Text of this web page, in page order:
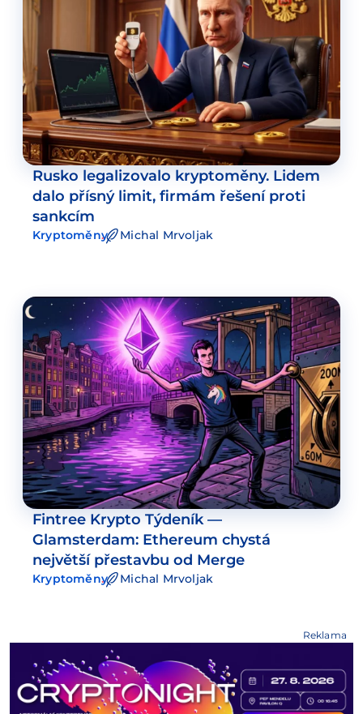
Rusko legalizovalo kryptoměny. Lidem
dalo přísný limit, firmám řešení proti
sankcím
Kryptoměny Michal Mrvoljak
Fintree Krypto Týdeník —
Glamsterdam: Ethereum chystá
největší přestavbu od Merge
Kryptoměny Michal Mrvoljak
Reklama